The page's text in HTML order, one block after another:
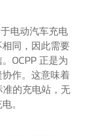
电动汽车充电
同，因此需要
OCPP 正是为
作。这意味着
准的充电站，无
。